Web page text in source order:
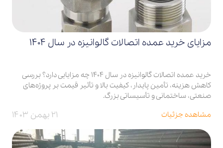
مزایای خرید عمده اتصالات گالوانیزه در سال 1404
خرید عمده اتصالات گالوانیزه در سال 1404 چه مزایایی دارد؟ بررسی
کاهش هزینه، تأمین پایدار، کیفیت بالا و تأثیر قیمت بر پروژه‌های
صنعتی، ساختمانی و تأسیساتی بزرگ.
مشاهده جزئیات
۲۱ بهمن ۱۴۰۳